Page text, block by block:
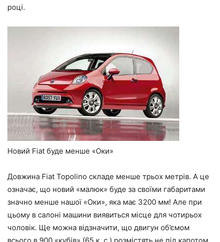
році.
Новий Fiat буде менше «Оки»
Довжина Fiat Topolino складе менше трьох метрів. А це
означає, що новий «малюк» буде за своїми габаритами
значно менше нашої «Оки», яка має 3200 мм! Але при
цьому в салоні машини виявиться місце для чотирьох
чоловік. Ще можна відзначити, що двигун об’ємом